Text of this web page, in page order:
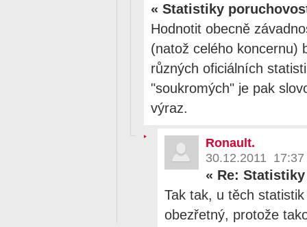
« Statistiky
Hodnotit obecně
(natož celého koncernu)
různých oficiálních
"soukromých" je pak
výraz.
Ronault.
30.12.2011 17:37
« Re:
Tak tak, u těch
obezřetný, protože